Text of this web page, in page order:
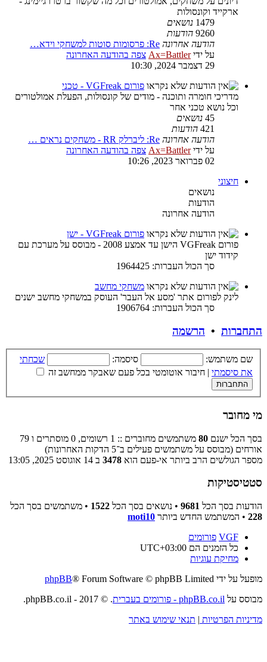
ארקייד וקונסולות
1479 נושאים
9260 הודעות
הודעה אחרונה Re: פרסומות סוטות למשחקי וידא…
על ידיAx=Battler צפה בהודעה האחרונה
29 דצמבר 2024, 10:30
פורום VGFreak - טכני
מדריכי חומרה ותוכנה - מודים של קונסולות, הפעלת אמולטורים
וכל נושא טכני אחר
45 נושאים
421 הודעות
הודעה אחרונה Re: ליברלק RR - משחקים נראים …
על ידיAx=Battler צפה בהודעה האחרונה
02 פברואר 2023, 10:26
חיצוני
נושאים
הודעות
הודעה אחרונה
פורום VGFreak - ישן
פורום VGFreak הישן עד אמצע 2008 - מבוסס על מערכת עם
קידוד ישן
סך הכול העברות: 1964425
משחקי מחשב
לינק לפורום אתר 'מסע אל העבר' העוסק במשחקי מחשב ישנים
סך הכול העברות: 1906764
התחברות • הרשמה
שם משתמש: סיסמה:
שכחתי
את סיסמתי | חיבור אוטומטי בכל פעם שאבקר ממחשב זה
מי מחובר
בסך הכל ישנם 80
משתמשים מחוברים :: 1 רשומים, 0 מוסתרים ו 79
אורחים (מבוסס על משתמשים פעילים ב־5 הדקות האחרונות)
מספר הגולשים הרב ביותר אי-פעם הוא 3478 ב 14 אוגוסט 2025, 13:05
סטטיסטיקות
הודעות בסך הכל 9681 • נושאים בסך הכל 1522 • משתמשים בסך הכל
228 • המשתמש החדש ביותר moti10
VGF פורומים
כל הזמנים הם UTC+03:00
מחיקת עוגיות
מופעל על ידי
phpBB® Forum Software © phpBB Limited
מבוסס על phpBB.co.il - פורומים בעברית
. © 2017 - phpBB.co.il.
מדיניות הפרטיות | תנאי שימוש באתר